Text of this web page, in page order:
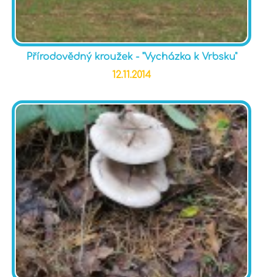
Přírodovědný kroužek - "Vycházka k Vrbsku"
12.11.2014